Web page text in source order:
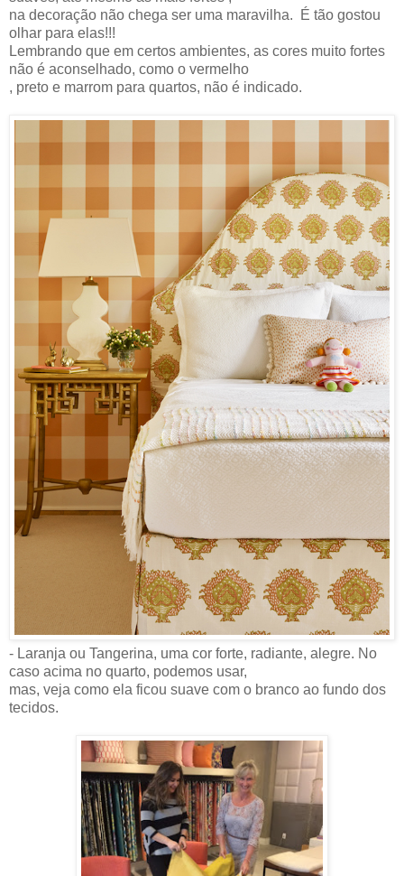
na decoração não chega ser uma maravilha. É tão gostou
olhar para elas!!!
Lembrando que em certos ambientes, as cores muito fortes
não é aconselhado, como o vermelho
, preto e marrom para quartos, não é indicado.
- Laranja ou Tangerina, uma cor forte, radiante, alegre. No
caso acima no quarto, podemos usar,
mas, veja como ela ficou suave com o branco ao fundo dos
tecidos.